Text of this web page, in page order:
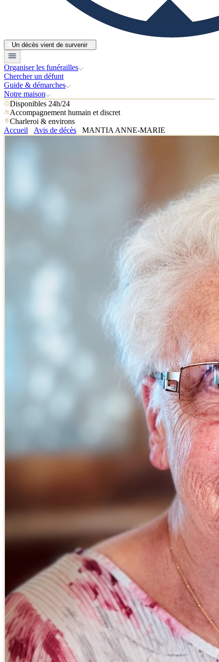
Un décès vient de survenir
Organiser les funérailles
Chercher un défunt
Guide & démarches
Notre maison
Disponibles 24h/24
Accompagnement humain et discret
Charleroi & environs
Accueil
Avis de décès MANTIA ANNE-MARIE